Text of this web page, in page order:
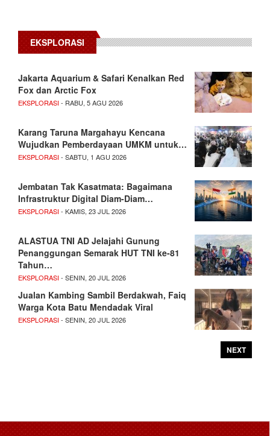
EKSPLORASI
Jakarta Aquarium & Safari Kenalkan Red
Fox dan Arctic Fox
EKSPLORASI- RABU, 5 AGU 2026
Karang Taruna Margahayu Kencana
Wujudkan Pemberdayaan UMKM untuk…
EKSPLORASI- SABTU, 1 AGU 2026
Jembatan Tak Kasatmata: Bagaimana
Infrastruktur Digital Diam-Diam…
EKSPLORASI- KAMIS, 23 JUL 2026
ALASTUA TNI AD Jelajahi Gunung
Penanggungan Semarak HUT TNI ke-81
Tahun…
EKSPLORASI- SENIN, 20 JUL 2026
Jualan Kambing Sambil Berdakwah, Faiq
Warga Kota Batu Mendadak Viral
EKSPLORASI- SENIN, 20 JUL 2026
NEXT